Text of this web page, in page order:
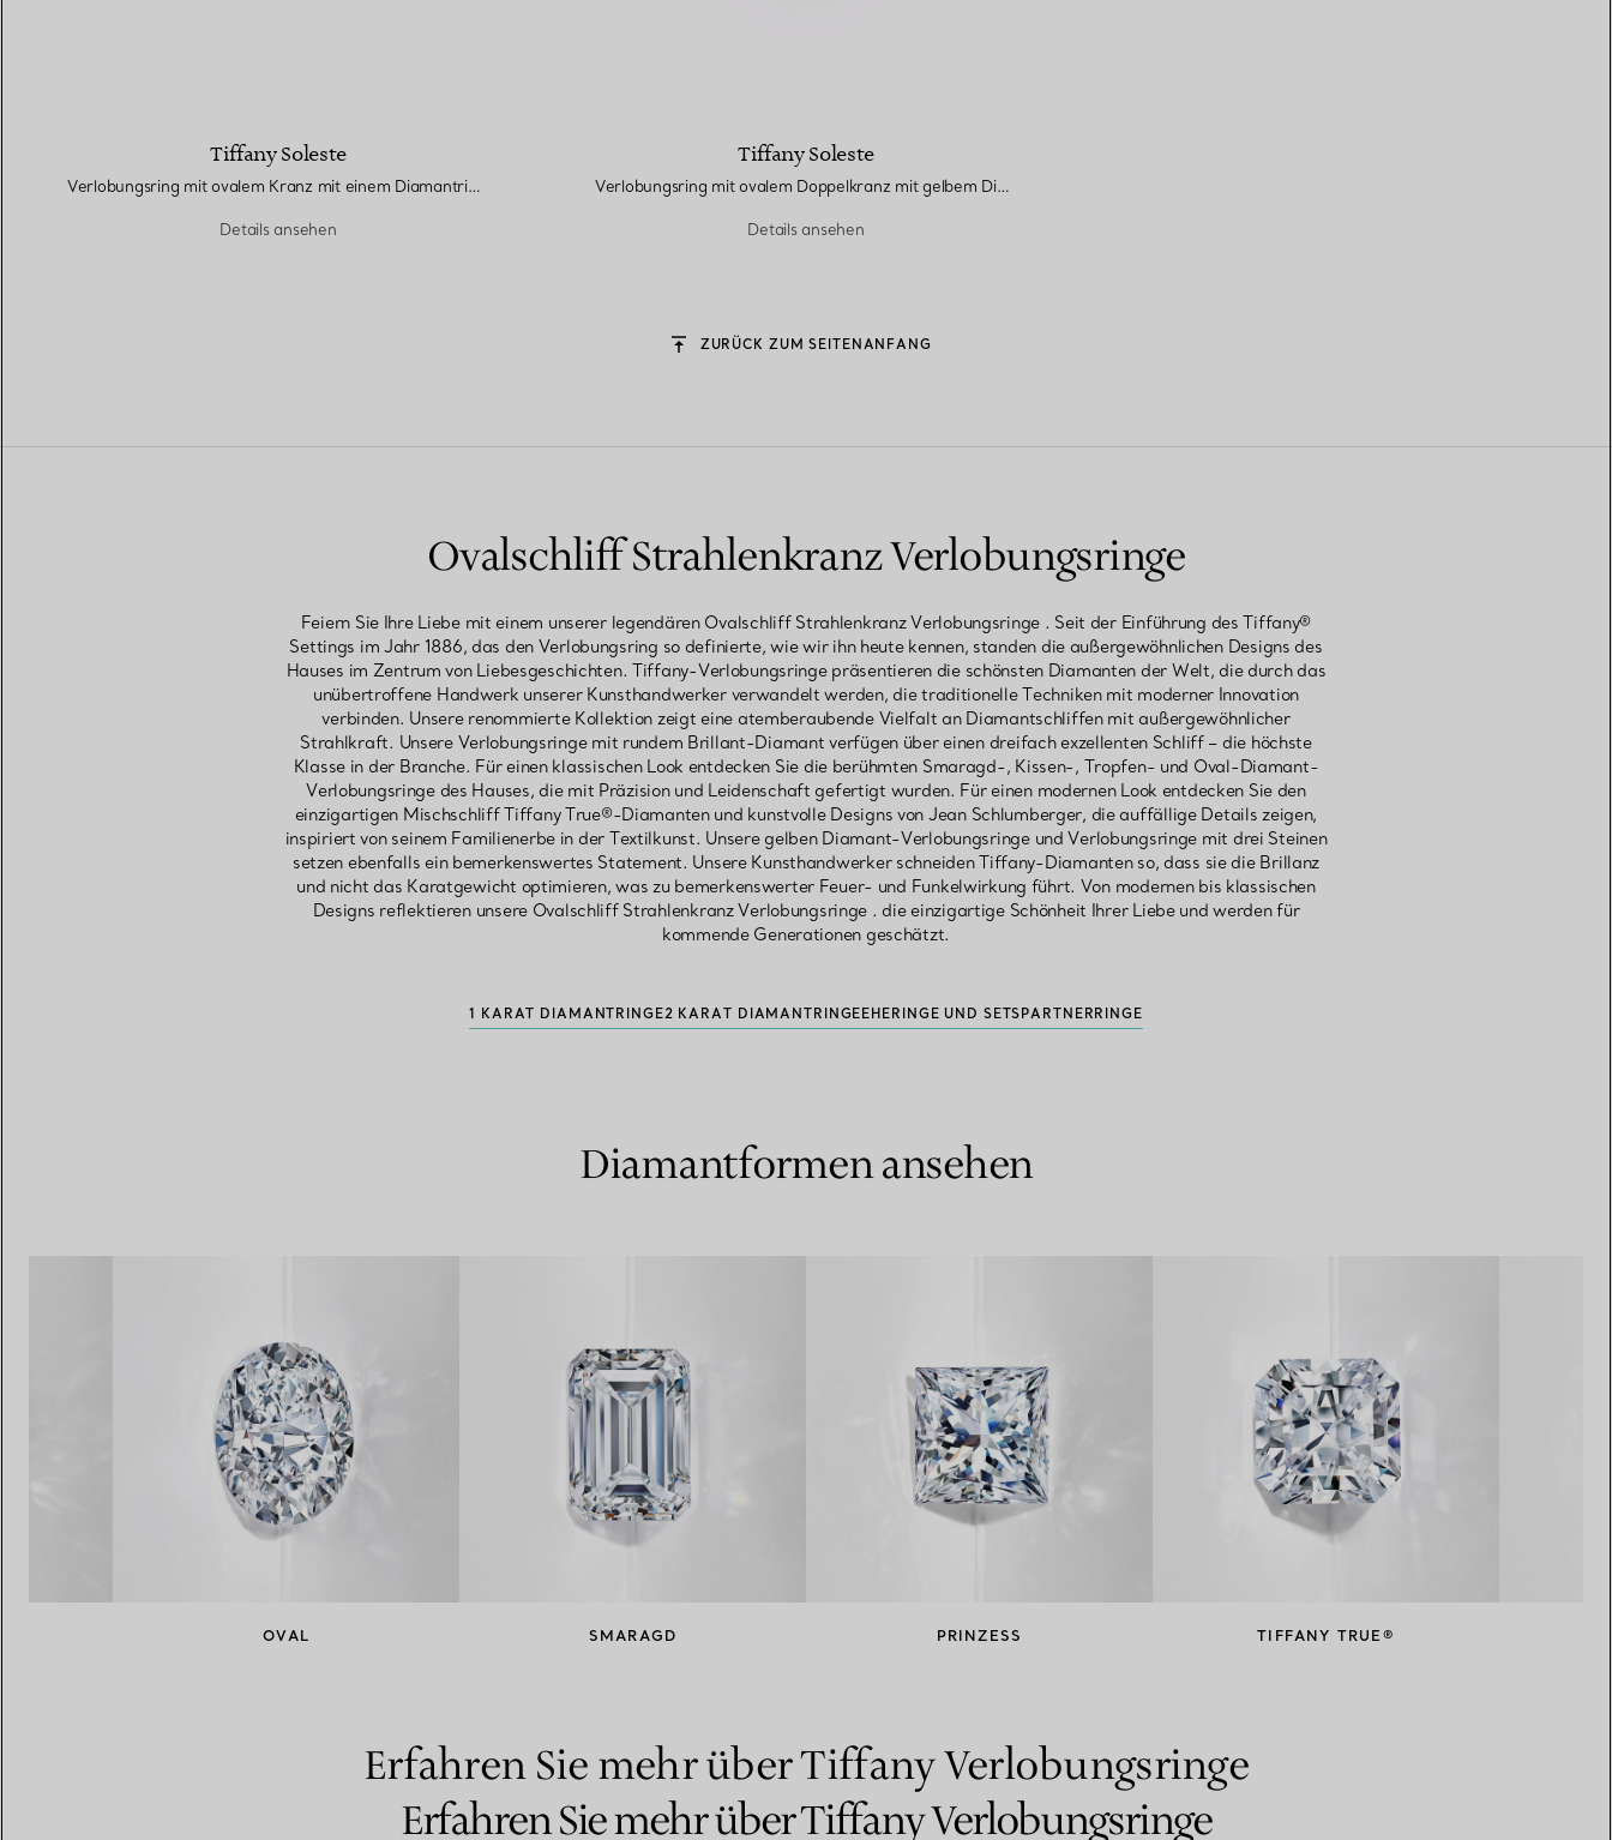
Tiffany Soleste
Verlobungsring mit ovalem Kranz mit einem Diamantring in Platin
Details ansehen
Tiffany Soleste
Verlobungsring mit ovalem Doppelkranz mit gelbem Diamant in Platin
Details ansehen
ZURÜCK ZUM SEITENANFANG
Ovalschliff Strahlenkranz Verlobungsringe
Feiern Sie Ihre Liebe mit einem unserer legendären Ovalschliff Strahlenkranz Verlobungsringe . Seit der Einführung des Tiffany®
Settings im Jahr 1886, das den Verlobungsring so definierte, wie wir ihn heute kennen, standen die außergewöhnlichen Designs des
Hauses im Zentrum von Liebesgeschichten. Tiffany-Verlobungsringe präsentieren die schönsten Diamanten der Welt, die durch das
unübertroffene Handwerk unserer Kunsthandwerker verwandelt werden, die traditionelle Techniken mit moderner Innovation
verbinden. Unsere renommierte Kollektion zeigt eine atemberaubende Vielfalt an Diamantschliffen mit außergewöhnlicher
Strahlkraft. Unsere Verlobungsringe mit rundem Brillant-Diamant verfügen über einen dreifach exzellenten Schliff – die höchste
Klasse in der Branche. Für einen klassischen Look entdecken Sie die berühmten Smaragd-, Kissen-, Tropfen- und Oval-Diamant-
Verlobungsringe des Hauses, die mit Präzision und Leidenschaft gefertigt wurden. Für einen modernen Look entdecken Sie den
einzigartigen Mischschliff Tiffany True®-Diamanten und kunstvolle Designs von Jean Schlumberger, die auffällige Details zeigen,
inspiriert von seinem Familienerbe in der Textilkunst. Unsere gelben Diamant-Verlobungsringe und Verlobungsringe mit drei Steinen
setzen ebenfalls ein bemerkenswertes Statement. Unsere Kunsthandwerker schneiden Tiffany-Diamanten so, dass sie die Brillanz
und nicht das Karatgewicht optimieren, was zu bemerkenswerter Feuer- und Funkelwirkung führt. Von modernen bis klassischen
Designs reflektieren unsere Ovalschliff Strahlenkranz Verlobungsringe . die einzigartige Schönheit Ihrer Liebe und werden für
kommende Generationen geschätzt.
1 KARAT DIAMANTRINGE2 KARAT DIAMANTRINGE EHERINGE UND SETS PARTNERRINGE
Diamantformen ansehen
OVAL SMARAGD PRINZESS TIFFANY TRUE®
Erfahren Sie mehr über Tiffany Verlobungsringe
Erfahren Sie mehr über Tiffany Verlobungsringe